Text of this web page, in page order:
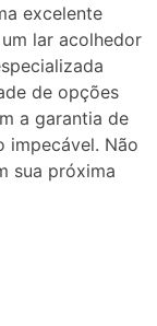
excelente
um lar acolhedor
de opções
a garantia de
impecável. Não
sua próxima